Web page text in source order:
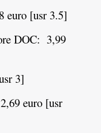
euro [usr 3.5]
DOC: 3,99
3]
euro [usr